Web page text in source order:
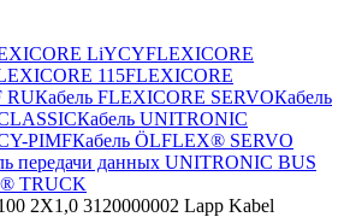
LiYCYFLEXICORE
115FLEXICORE
RUКабель FLEXICORE SERVOКабель
Кабель UNITRONIC
PIMFКабель ÖLFLEX® SERVO
передачи данных UNITRONIC BUS
TRUCK
2X1,0 3120000002 Lapp Kabel